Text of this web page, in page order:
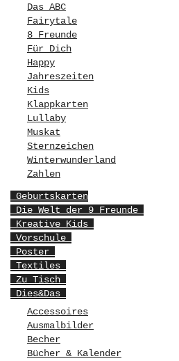
Das ABC
Fairytale
8 Freunde
Für Dich
Happy
Jahreszeiten
Kids
Klappkarten
Lullaby
Muskat
Sternzeichen
Winterwunderland
Zahlen
Geburtskarten
Die Welt der 9 Freunde
Kreative Kids
Vorschule
Poster
Textiles
Zu Tisch
Dies&Das
Accessoires
Ausmalbilder
Becher
Bücher & Kalender